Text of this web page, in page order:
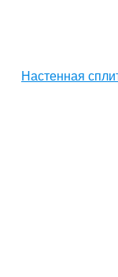
Настенная